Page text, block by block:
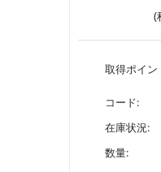
(
取得ポイン
コード:
在庫状況:
数量: